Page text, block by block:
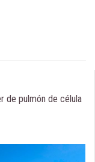
de pulmón de célula